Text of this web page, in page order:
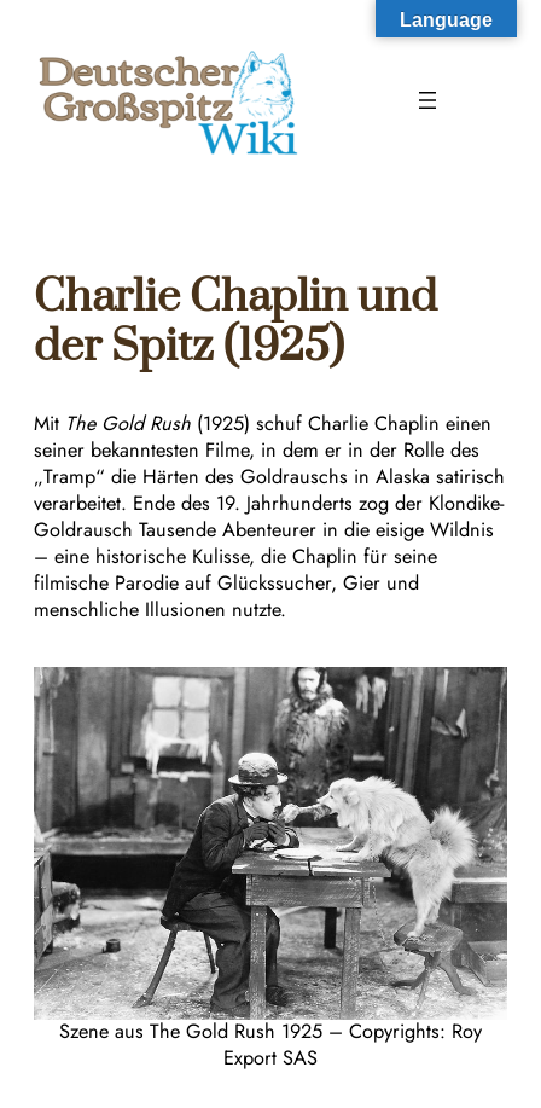
springen
Charlie Chaplin und
der Spitz (1925)
Mit The Gold Rush (1925) schuf Charlie Chaplin einen
seiner bekanntesten Filme, in dem er in der Rolle des
„Tramp“ die Härten des Goldrauschs in Alaska satirisch
verarbeitet. Ende des 19. Jahrhunderts zog der Klondike-
Goldrausch Tausende Abenteurer in die eisige Wildnis
– eine historische Kulisse, die Chaplin für seine
filmische Parodie auf Glückssucher, Gier und
menschliche Illusionen nutzte.
Szene aus The Gold Rush 1925 – Copyrights: Roy
Export SAS
Language